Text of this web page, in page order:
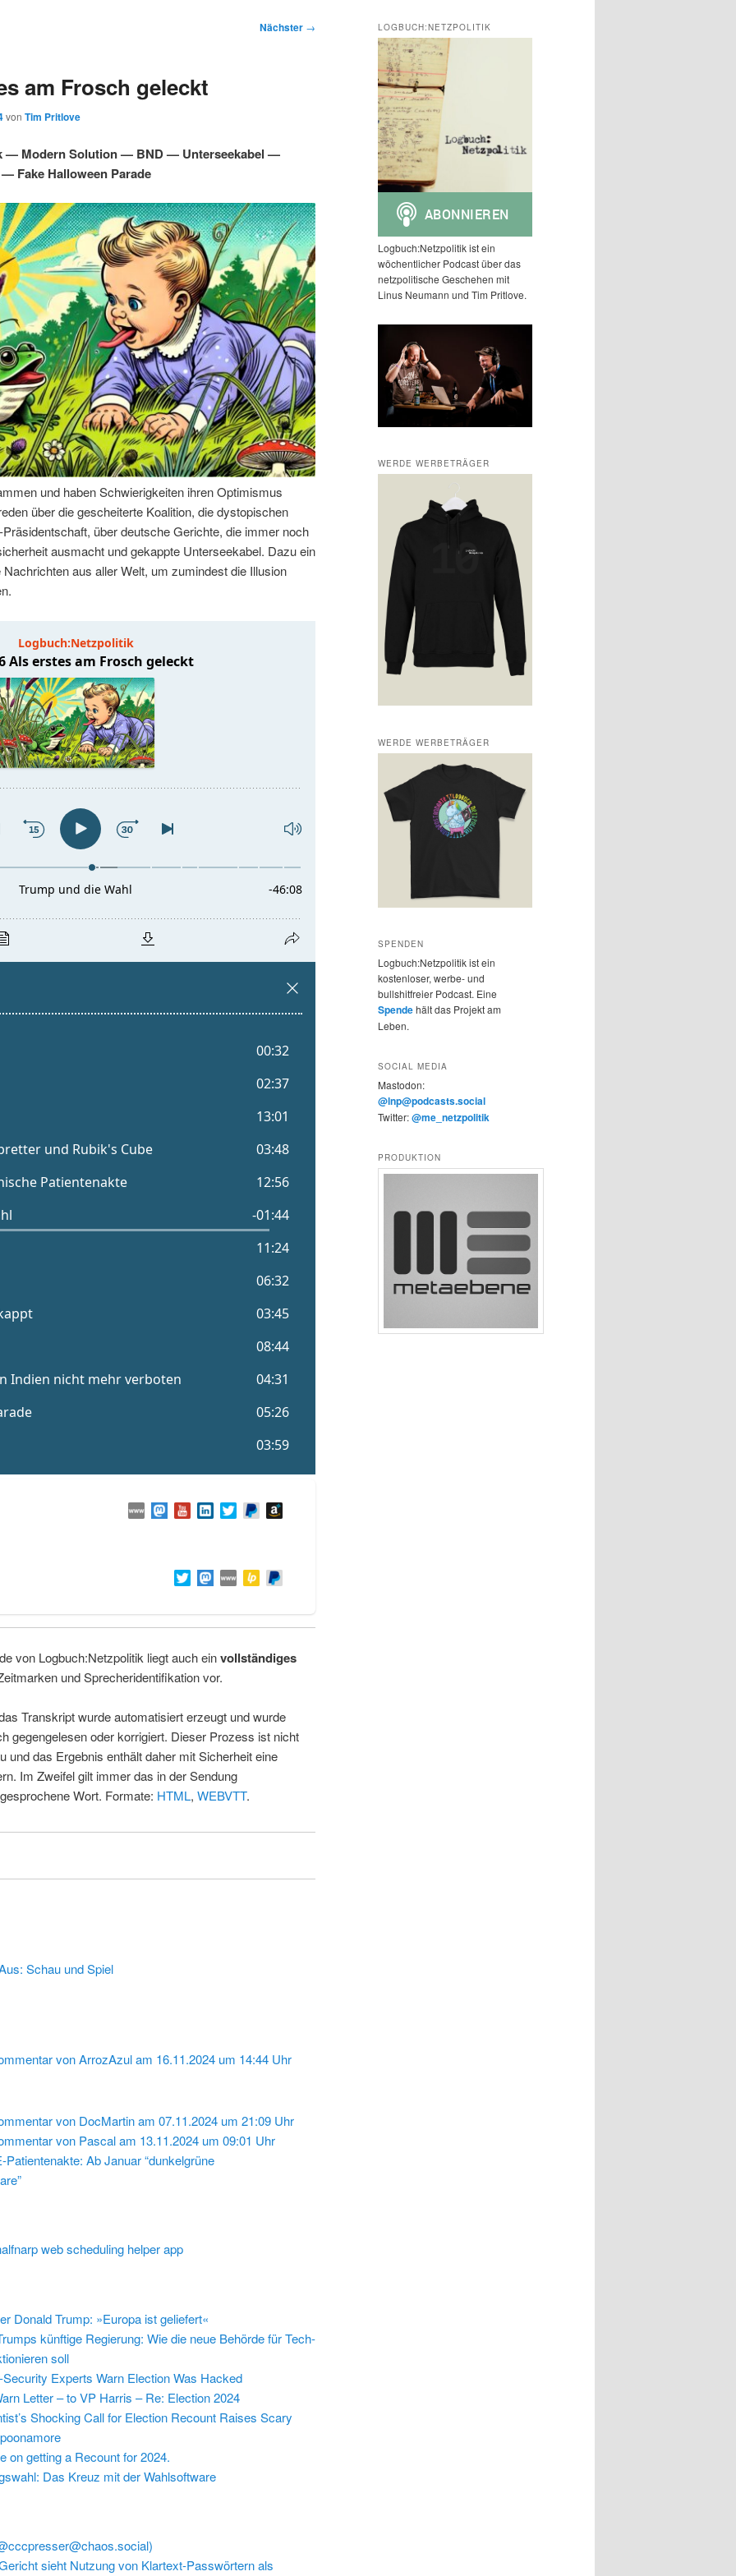
Nächster →
am Frosch geleckt
von Tim Pritlove
— Modern Solution — BND — Unterseekabel —
Fake Halloween Parade
und haben Schwierigkeiten ihren Optimismus
über die gescheiterte Koalition, die dystopischen
über deutsche Gerichte, die immer noch
ausmacht und gekappte Unterseekabel. Dazu ein
aus aller Welt, um zumindest die Illusion
von Logbuch:Netzpolitik liegt auch einvollständiges
und Sprecheridentifikation vor.
Transkript wurde automatisiert erzeugt und wurde
gegengelesen oder korrigiert. Dieser Prozess ist nicht
und das Ergebnis enthält daher mit Sicherheit eine
Im Zweifel gilt immer das in der Sendung
Wort. Formate: HTML, WEBVTT.
Schau und Spiel
von ArrozAzul am 16.11.2024 um 14:44 Uhr
von DocMartin am 07.11.2024 um 21:09 Uhr
von Pascal am 13.11.2024 um 09:01 Uhr
Patientenakte: Ab Januar “dunkelgrüne
web scheduling helper app
Donald Trump: »Europa ist geliefert«
künftige Regierung: Wie die neue Behörde für Tech-
soll
Experts Warn Election Was Hacked
Letter – to VP Harris – Re: Election 2024
Shocking Call for Election Recount Raises Scary
on getting a Recount for 2024.
Das Kreuz mit der Wahlsoftware
sieht Nutzung von Klartext-Passwörtern als
LOGBUCH:NETZPOLITIK
Logbuch:Netzpolitik ist ein
wöchentlicher Podcast über das
netzpolitische Geschehen mit
Linus Neumann und Tim Pritlove.
WERDE WERBETRÄGER
WERDE WERBETRÄGER
SPENDEN
Logbuch:Netzpolitik ist ein
kostenloser, werbe- und
bullshitfreier Podcast. Eine
Spendehält das Projekt am
Leben.
SOCIAL MEDIA
Mastodon:
@lnp@podcasts.social
Twitter:@me_netzpolitik
PRODUKTION